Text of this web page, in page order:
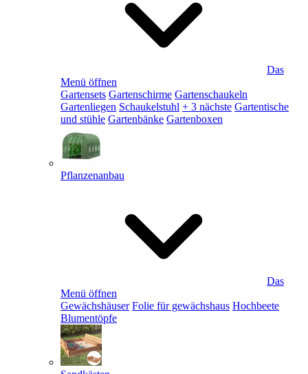
Das
Menü öffnen
Gartensets Gartenschirme Gartenschaukeln
Gartenliegen Schaukelstuhl + 3 nächste Gartentische
und stühle Gartenbänke Gartenboxen
Pflanzenanbau
Das
Menü öffnen
Gewächshäuser Folie für gewächshaus Hochbeete
Blumentöpfe